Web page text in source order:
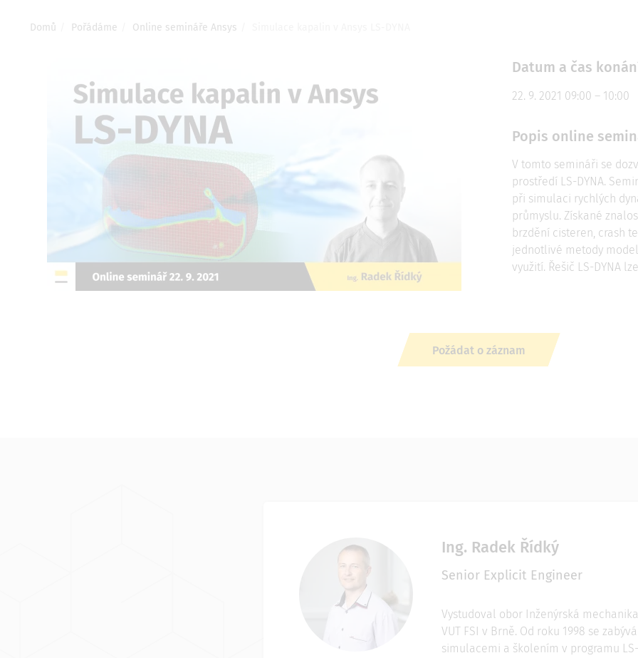
Drobečková
Domů Pořádáme Online semináře Ansys
Datum a čas
22. 9. 2021 09:00 – 10:00
Popis online
V tomto semináři se
prostředí LS-DYNA.
při simulaci rychlých
průmyslu. Získané
brzdění cisteren, crash
jednotlivé metody
využití. Řešič LS-DYNA
Požádat o záznam
Ing. Radek Řídký
Senior Explicit Engineer
Vystudoval obor Inženýrská
VUT FSI v Brně. Od roku 1998 se zabývá
simulacemi a školením v programu LS-